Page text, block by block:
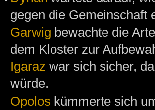
gegen die Gemeinschaft
Garwig bewachte die
dem Kloster zur
Igaraz war sich sicher,
würde.
Opolos kümmerte sich